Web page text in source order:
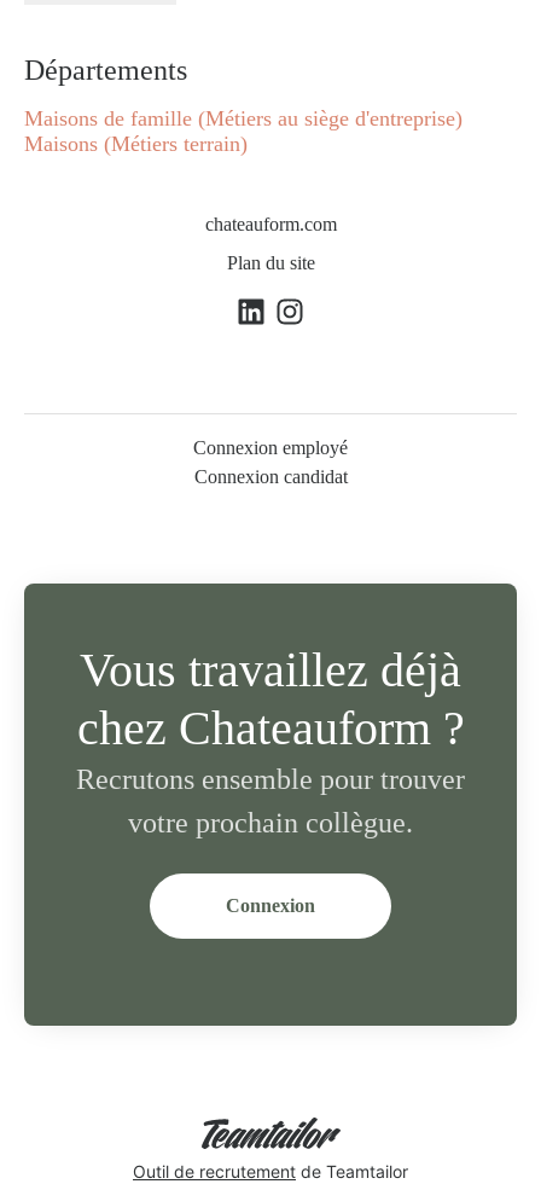
Départements
Maisons de famille (Métiers au siège d'entreprise)
Maisons (Métiers terrain)
chateauform.com
Plan du site
Connexion employé
Connexion candidat
Vous travaillez déjà
chez Chateauform ?
Recrutons ensemble pour trouver
votre prochain collègue.
Connexion
Outil de recrutement de Teamtailor